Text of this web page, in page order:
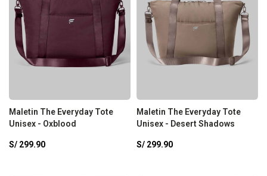
Maletin The Everyday Tote
Unisex - Oxblood
S/ 299.90
Maletin The Everyday Tote
Unisex - Desert Shadows
S/ 299.90